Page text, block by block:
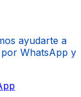
ayudarte a
WhatsApp y